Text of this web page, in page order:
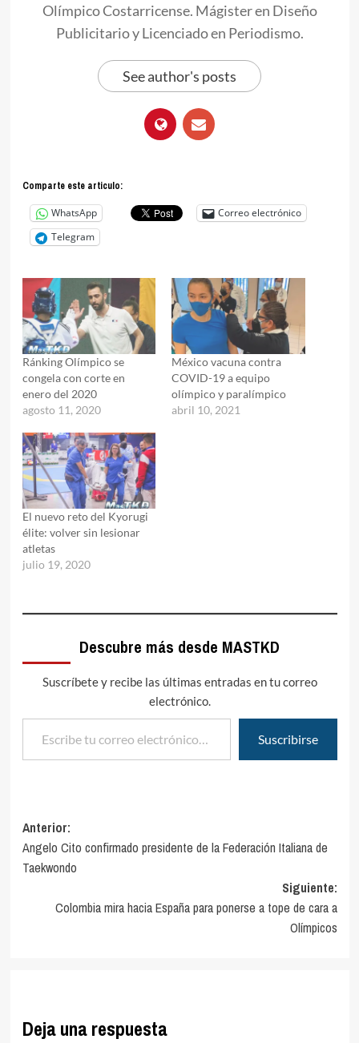
Olímpico Costarricense. Mágister en Diseño
Publicitario y Licenciado en Periodismo.
See author's posts
Comparte este articulo:
WhatsApp
Correo electrónico
Telegram
Ránking Olímpico se
congela con corte en
enero del 2020
agosto 11, 2020
México vacuna contra
COVID-19 a equipo
olímpico y paralímpico
abril 10, 2021
El nuevo reto del Kyorugi
élite: volver sin lesionar
atletas
julio 19, 2020
Descubre más desde MASTKD
Suscríbete y recibe las últimas entradas en tu correo
electrónico.
Escribe tu correo electrónico…
Suscribirse
Navegación
de
entradas
Anterior:
Angelo Cito confirmado presidente de la Federación Italiana de
Taekwondo
Siguiente:
Colombia mira hacia España para ponerse a tope de cara a
Olímpicos
Deja una respuesta